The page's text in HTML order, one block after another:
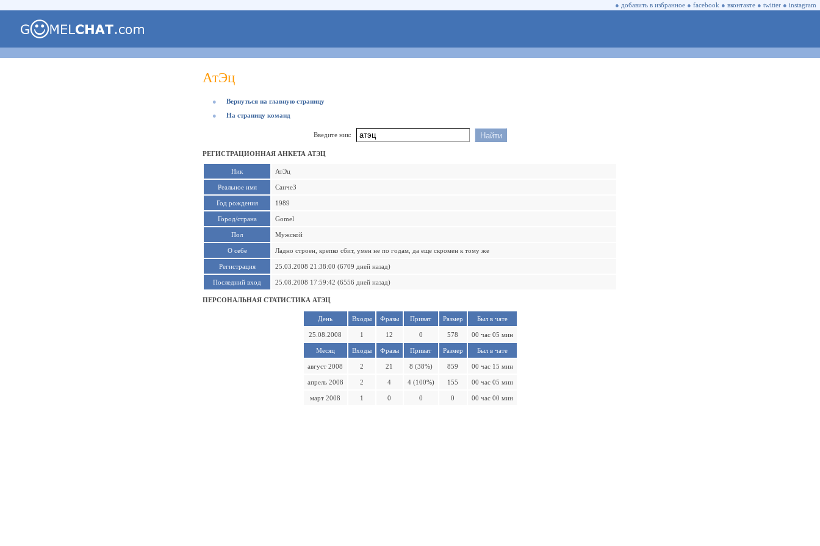
● добавить в избранное ● facebook ● вконтакте ● twitter ● instagram
АтЭц
●
Вернуться на главную страницу
●
На страницу команд
Введите ник:
РЕГИСТРАЦИОННАЯ АНКЕТА АТЭЦ
Ник АтЭц
Реальное имя СанчеЗ
Год рождения 1989
Город/страна Gomel
Пол Мужской
О себе Ладно строен, крепко сбит, умен не по годам, да еще скромен к тому же
Регистрация 25.03.2008 21:38:00 (6709 дней назад)
Последний вход 25.08.2008 17:59:42 (6556 дней назад)
ПЕРСОНАЛЬНАЯ СТАТИСТИКА АТЭЦ
День Входы Фразы Приват Размер Был в чате
25.08.2008 1 12 0 578 00 час 05 мин
Месяц Входы Фразы Приват Размер Был в чате
август 2008 2 21 8 (38%) 859 00 час 15 мин
апрель 2008 2 4 4 (100%) 155 00 час 05 мин
март 2008 1 0 0 0 00 час 00 мин